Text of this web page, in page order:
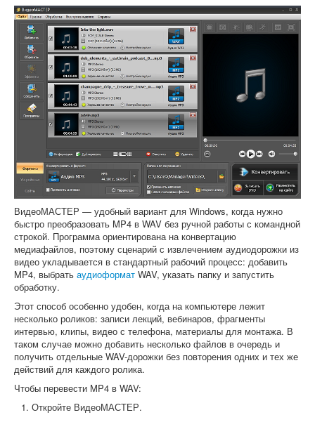
ВидеоМАСТЕР — удобный вариант для Windows, когда нужно
быстро преобразовать MP4 в WAV без ручной работы с командной
строкой. Программа ориентирована на конвертацию
медиафайлов, поэтому сценарий с извлечением аудиодорожки из
видео укладывается в стандартный рабочий процесс: добавить
MP4, выбрать аудиоформат WAV, указать папку и запустить
обработку.
Этот способ особенно удобен, когда на компьютере лежит
несколько роликов: записи лекций, вебинаров, фрагменты
интервью, клипы, видео с телефона, материалы для монтажа. В
таком случае можно добавить несколько файлов в очередь и
получить отдельные WAV-дорожки без повторения одних и тех же
действий для каждого ролика.
Чтобы перевести MP4 в WAV:
Откройте ВидеоМАСТЕР.